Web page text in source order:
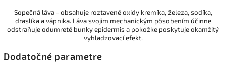
Sopečná láva - obsahuje roztavené oxidy kremíka, železa, sodíka,
draslíka a vápnika. Láva svojim mechanickým pôsobením účinne
odstraňuje odumreté bunky epidermis a pokožke poskytuje okamžitý
vyhladzovací efekt.
Dodatočné parametre